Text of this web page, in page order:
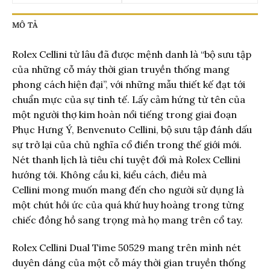
MÔ TẢ
Rolex Cellini từ lâu đã được mệnh danh là “bộ sưu tập
của những cỗ máy thời gian truyền thống mang
phong cách hiện đại”, với những mẫu thiết kế đạt tới
chuẩn mực của sự tinh tế. Lấy cảm hứng từ tên của
một người thợ kim hoàn nổi tiếng trong giai đoạn
Phục Hưng Ý, Benvenuto Cellini, bộ sưu tập đánh dấu
sự trở lại của chủ nghĩa cổ điển trong thế giới mới.
Nét thanh lịch là tiêu chí tuyệt đối mà Rolex Cellini
hướng tới. Không cầu kì, kiểu cách, điều mà
Cellini mong muốn mang đến cho người sử dụng là
một chút hồi ức của quá khứ huy hoàng trong từng
chiếc đồng hồ sang trọng mà họ mang trên cổ tay.
Rolex Cellini Dual Time 50529 mang trên mình nét
duyên dáng của một cỗ máy thời gian truyền thống